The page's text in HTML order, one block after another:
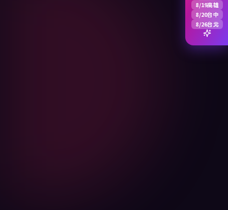
8/19高雄
8/20台中
8/26台北